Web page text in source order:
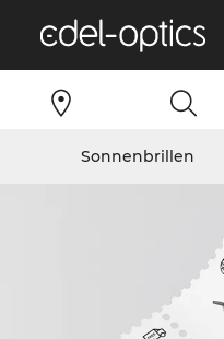
Sonnenbrillen